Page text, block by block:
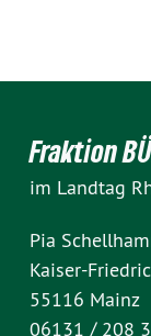
Fraktion
im Landtag
Pia
Kaiser-
55116 Mainz
06131 / 208